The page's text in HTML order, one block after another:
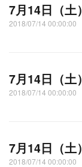
7月14日（土
2018/07/14 00:00:00
7月14日（土
2018/07/14 00:00:00
7月14日（土
2018/07/14 00:00:00